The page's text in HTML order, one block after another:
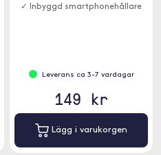
✓ Inbyggd smartphonehållare
Leverans ca 3-7 vardagar
149 kr
Lägg i varukorgen